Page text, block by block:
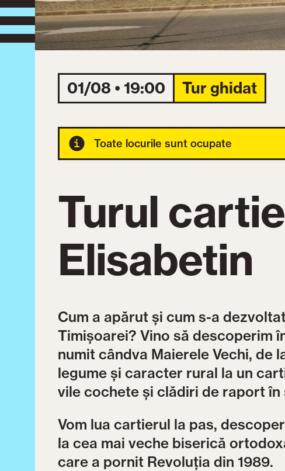
01/08 • 19:00 Tur ghidat
Toate locurile sunt ocupate
Turul
Elisabetin
Cum a apărut și cum s-a
Timișoarei? Vino să descoperim
numit cândva Maierele Vechi, de
legume și caracter rural la un
vile cochete și clădiri de raport în
Vom lua cartierul la pas,
la cea mai veche biserică
care a pornit Revoluția din 1989.